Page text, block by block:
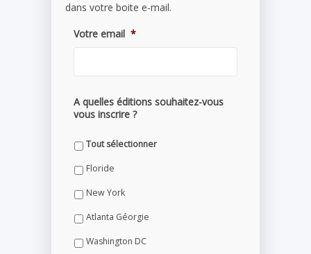
dans votre boite e-mail.
Votre email *
A quelles éditions souhaitez-vous
vous inscrire ?
Tout sélectionner
Floride
New York
Atlanta Géorgie
Washington DC